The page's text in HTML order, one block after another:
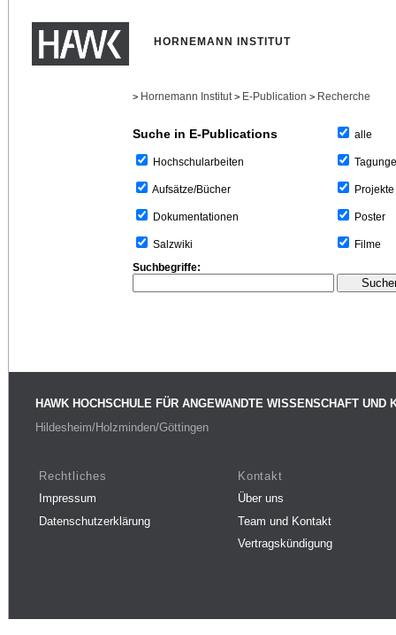
HORNEMANN INSTITUT
> Hornemann Institut > E-Publication > Recherche
Suche in E-Publications
Hochschularbeiten
Aufsätze/Bücher
Dokumentationen
Salzwiki
alle
Projekte
Poster
Filme
Suchbegriffe:
HAWK HOCHSCHULE FÜR ANGEWANDTE WISSENSCHAFT UND
Hildesheim/Holzminden/Göttingen
Rechtliches
Impressum
Datenschutzerklärung
Kontakt
Über uns
Team und Kontakt
Vertragskündigung